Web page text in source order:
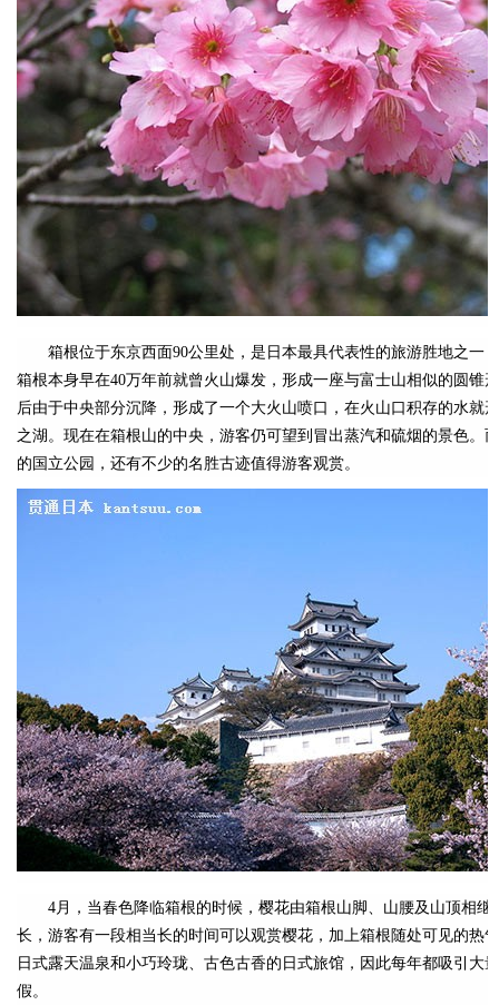
箱根位于东京西面90公里处，是日本最具代表性的旅游胜地之一
箱根本身早在40万年前就曾火山爆发，形成一座与富士山相似的圆
后由于中央部分沉降，形成了一个大火山喷口，在火山口积存的水就
之湖。现在在箱根山的中央，游客仍可望到冒出蒸汽和硫烟的景色。
的国立公园，还有不少的名胜古迹值得游客观赏。
4月，当春色降临箱根的时候，樱花由箱根山脚、山腰及山顶相继
长，游客有一段相当长的时间可以观赏樱花，加上箱根随处可见的热
日式露天温泉和小巧玲珑、古色古香的日式旅馆，因此每年都吸引大
假。